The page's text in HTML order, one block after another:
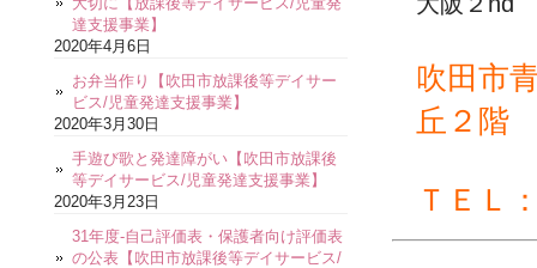
吹田市
丘２階
ＴＥＬ
達支援事業】
2020年4月6日
お弁当作り【吹田市放課後等デイサー
ビス/児童発達支援事業】
2020年3月30日
手遊び歌と発達障がい【吹田市放課後
等デイサービス/児童発達支援事業】
2020年3月23日
31年度-自己評価表・保護者向け評価表
の公表【吹田市放課後等デイサービス/